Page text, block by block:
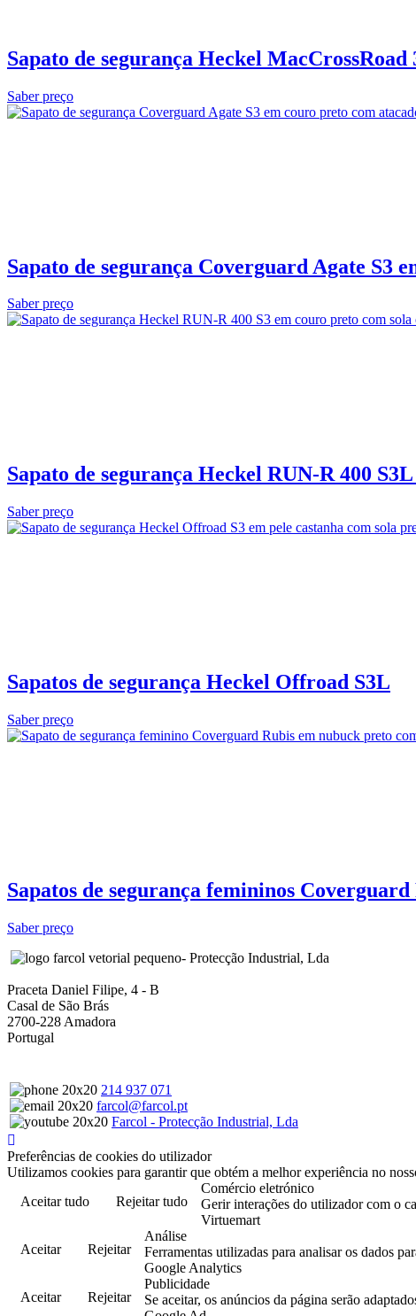
Sapato de segurança Heckel
Saber preço
Sapato de segurança Coverguard Agate S3
Saber preço
Sapato de segurança Heckel RUN-R 400
Saber preço
Sapatos de segurança Heckel Offroad S3L
Saber preço
Sapatos de segurança femininos Coverguard
Saber preço
- Protecção Industrial, Lda
Praceta Daniel Filipe, 4 - B
Casal de São Brás
2700-228 Amadora
Portugal
214 937 071
farcol@farcol.pt
Farcol - Protecção Industrial, Lda
Preferências de cookies do utilizador
Utilizamos cookies para garantir que obtém a melhor experiência no
Aceitar tudo
Rejeitar tudo
Comércio eletrónico
Gerir interações do utilizador com o
Virtuemart
Aceitar
Rejeitar
Análise
Ferramentas utilizadas para analisar os dados
Google Analytics
Aceitar
Rejeitar
Publicidade
Se aceitar, os anúncios da página serão